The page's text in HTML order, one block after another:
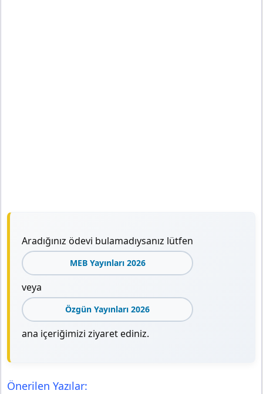
Aradığınız ödevi bulamadıysanız lütfen
MEB Yayınları 2026
veya
Özgün Yayınları 2026
ana içeriğimizi ziyaret ediniz.
Önerilen Yazılar: